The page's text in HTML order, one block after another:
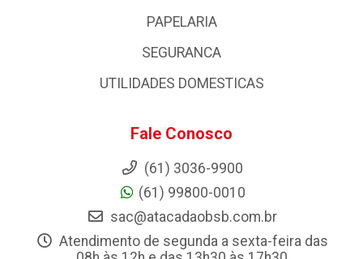
PAPELARIA
SEGURANCA
UTILIDADES DOMESTICAS
Fale Conosco
(61) 3036-9900
(61) 99800-0010
sac@atacadaobsb.com.br
Atendimento de segunda a sexta-feira das